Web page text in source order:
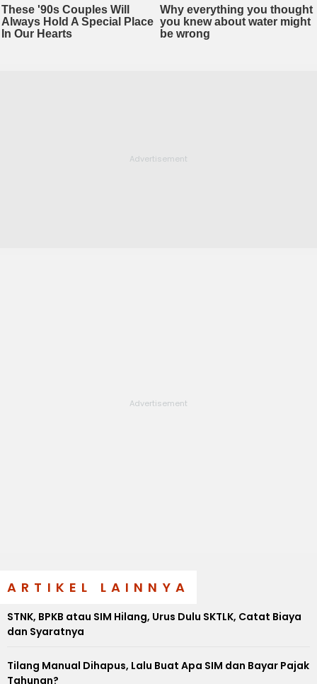
ARTIKEL LAINNYA
STNK, BPKB atau SIM Hilang, Urus Dulu SKTLK, Catat Biaya
dan Syaratnya
Tilang Manual Dihapus, Lalu Buat Apa SIM dan Bayar Pajak
Tahunan?